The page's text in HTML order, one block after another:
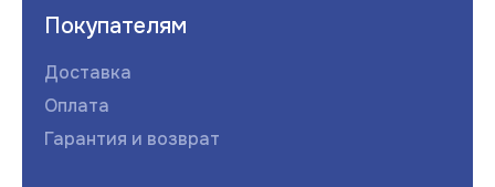
Покупателям
Доставка
Оплата
Гарантия и возврат